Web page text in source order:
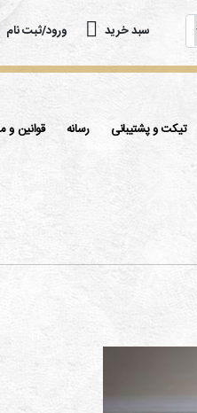
سبد خرید ورود/ثبت نام
تیکت و پشتیبانی رسانه قوانین و